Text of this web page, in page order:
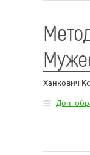
Ханкович
Доп.